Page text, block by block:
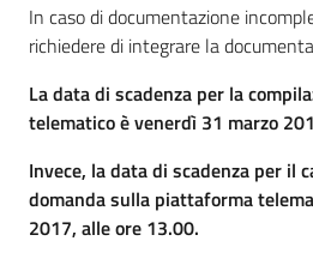
In caso di documentazione
richiedere di integrare la
La data di scadenza per la
telematico è venerdì 31 marzo
Invece, la data di scadenza per il
domanda sulla piattaforma
2017, alle ore 13.00.